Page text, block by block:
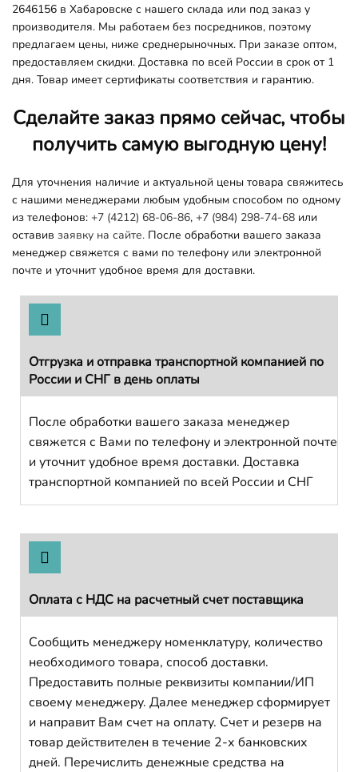
2646156 в Хабаровске с нашего склада или под заказ у
производителя. Мы работаем без посредников, поэтому
предлагаем цены, ниже среднерыночных. При заказе оптом,
предоставляем скидки. Доставка по всей России в срок от 1
дня. Товар имеет сертификаты соответствия и гарантию.
Сделайте заказ прямо сейчас, чтобы
получить самую выгодную цену!
Для уточнения наличие и актуальной цены товара свяжитесь
с нашими менеджерами любым удобным способом по одному
из телефонов: +7 (4212) 68-06-86, +7 (984) 298-74-68 или
оставив заявку на сайте. После обработки вашего заказа
менеджер свяжется с вами по телефону или электронной
почте и уточнит удобное время для доставки.
Отгрузка и отправка транспортной компанией по
России и СНГ в день оплаты
После обработки вашего заказа менеджер
свяжется с Вами по телефону и электронной почте
и уточнит удобное время доставки. Доставка
транспортной компанией по всей России и СНГ
Оплата с НДС на расчетный счет поставщика
Сообщить менеджеру номенклатуру, количество
необходимого товара, способ доставки.
Предоставить полные реквизиты компании/ИП
своему менеджеру. Далее менеджер сформирует
и направит Вам счет на оплату. Счет и резерв на
товар действителен в течение 2-х банковских
дней. Перечислить денежные средства на